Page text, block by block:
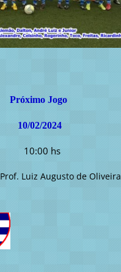
Próximo Jogo
10/02/2024
10:00 hs
Prof. Luiz Augusto de Oliveira